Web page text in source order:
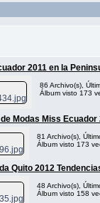
2011 en la
86 Archivo(s),
Álbum visto 173
Modas Miss Ecuador
81 Archivo(s),
Álbum visto 173
Quito 2012
48 Archivo(s),
Álbum visto 158